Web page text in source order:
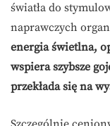
światła do
naprawczych
energia świetlna,
wspiera szybsze
przekłada się na